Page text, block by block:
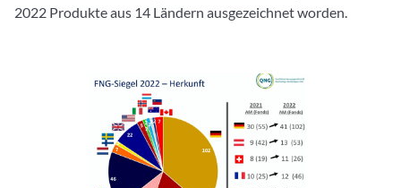
2022 Produkte aus 14 Ländern ausgezeichnet worden.